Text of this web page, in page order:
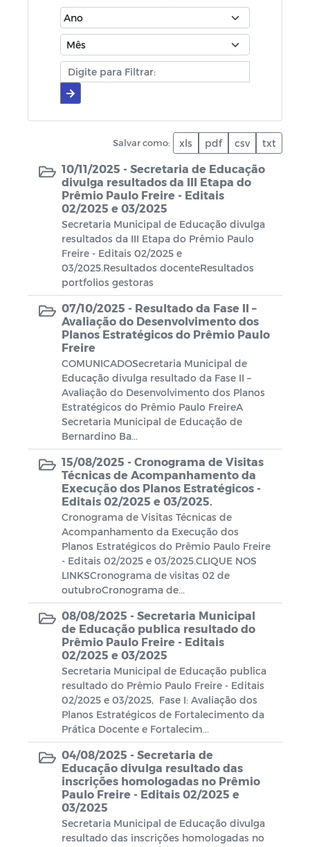
Diário oficial
Cartilhas
Escala Médica
Escala de plantão do SAMU
Escala de plantão do Conselho Tutelar
Escala de plantão Motoristas
Coronavírus (COVID-19)
Gabarito
Notas
Processo Seletivo
Campanhas
Documentos
Emendas Parlamentares
Decretos SIAFIC
Portaria da Comissão - SIAFIC
Documentos - SIAFIC
Plano de Ação - SIAFIC
Diagnóstico elaborado - SIAFIC
Lei Aldir Blanc
Edital Artistas Batistenses Lei Aldir
Blanc 14.017/2020
Lei Aldir Blanc
Eleição Conselho Tutelar 2023
PRÊMIO PAULO FREIRE
Salvar como: xls pdf csv txt
10/11/2025 - Secretaria de Educação
divulga resultados da III Etapa do
Prêmio Paulo Freire - Editais
02/2025 e 03/2025
Secretaria Municipal de Educação divulga
resultados da III Etapa do Prêmio Paulo
Freire - Editais 02/2025 e
03/2025.Resultados docenteResultados
portfolios gestoras
07/10/2025 - Resultado da Fase II –
Avaliação do Desenvolvimento dos
Planos Estratégicos do Prêmio Paulo
Freire
COMUNICADOSecretaria Municipal de
Educação divulga resultado da Fase II –
Avaliação do Desenvolvimento dos Planos
Estratégicos do Prêmio Paulo FreireA
Secretaria Municipal de Educação de
Bernardino Ba...
15/08/2025 - Cronograma de Visitas
Técnicas de Acompanhamento da
Execução dos Planos Estratégicos -
Editais 02/2025 e 03/2025.
Cronograma de Visitas Técnicas de
Acompanhamento da Execução dos
Planos Estratégicos do Prêmio Paulo Freire
- Editais 02/2025 e 03/2025.CLIQUE NOS
LINKSCronograma de visitas 02 de
outubroCronograma de...
08/08/2025 - Secretaria Municipal
de Educação publica resultado do
Prêmio Paulo Freire - Editais
02/2025 e 03/2025
Secretaria Municipal de Educação publica
resultado do Prêmio Paulo Freire - Editais
02/2025 e 03/2025, Fase I: Avaliação dos
Planos Estratégicos de Fortalecimento da
Prática Docente e Fortalecim...
04/08/2025 - Secretaria de
Educação divulga resultado das
inscrições homologadas no Prêmio
Paulo Freire - Editais 02/2025 e
03/2025
Secretaria Municipal de Educação divulga
resultado das inscrições homologadas no